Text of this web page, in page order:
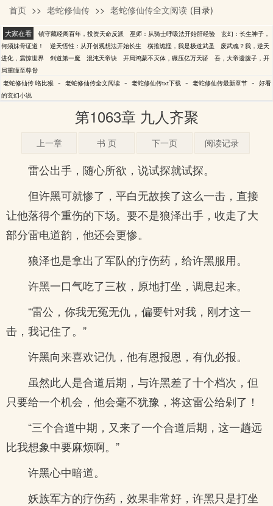
咯比猴
首页 >> 老蛇修仙传 >> 老蛇修仙传全文阅读 (目录)
大家在看 镇守藏经阁百年，投资天命反派 巫师：从骑士呼吸法开始肝经验
玄幻：长生神子，
何须妹骨证道！
逆天悟性：从开创观想法开始长生 横推诡怪，我是极道武圣
废武魂？我，逆天
进化，震惊世界
剑道第一魔 混沌天帝诀 开局鸿蒙不灭体，碾压亿万天骄
吾，大帝遗腹子，开
局重瞳至尊骨
老蛇修仙传 咯比猴 - 老蛇修仙传全文阅读 - 老蛇修仙传txt下载 - 老蛇修仙传最新章节 - 好看
的玄幻小说
第1063章 九人齐聚
上一章 书 页 下一页 阅读记录
雷公出手，随心所欲，说试探就试探。
但许黑可就惨了，平白无故挨了这么一击，直接
让他落得个重伤的下场。要不是狼泽出手，收走了大
部分雷电道韵，他还会更惨。
狼泽也是拿出了军队的疗伤药，给许黑服用。
许黑一口气吃了三枚，原地打坐，调息起来。
“雷公，你我无冤无仇，偏要针对我，刚才这一
击，我记住了。”
许黑向来喜欢记仇，他有恩报恩，有仇必报。
虽然此人是合道后期，与许黑差了十个档次，但
只要给一个机会，他会毫不犹豫，将这雷公给剁了！
“三个合道中期，又来了一个合道后期，这一趟远
比我想象中要麻烦啊。”
许黑心中暗道。
妖族军方的疗伤药，效果非常好，许黑只是打坐